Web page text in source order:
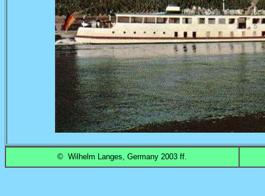
© Wilhelm Langes, Germany 2003 ff.